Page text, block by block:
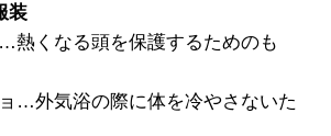
装
くなる頭を保護するためのも
…外気浴の際に体を冷やさないた